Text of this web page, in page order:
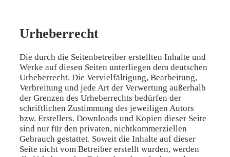
Urheberrecht
Die durch die Seitenbetreiber erstellten Inhalte und
Werke auf diesen Seiten unterliegen dem deutschen
Urheberrecht. Die Vervielfältigung, Bearbeitung,
Verbreitung und jede Art der Verwertung außerhalb
der Grenzen des Urheberrechts bedürfen der
schriftlichen Zustimmung des jeweiligen Autors
bzw. Erstellers. Downloads und Kopien dieser Seite
sind nur für den privaten, nichtkommerziellen
Gebrauch gestattet. Soweit die Inhalte auf dieser
Seite nicht vom Betreiber erstellt wurden, werden